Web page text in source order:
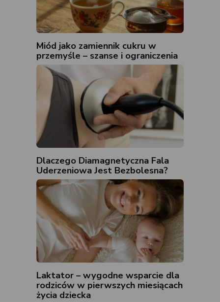
Miód jako zamiennik cukru w
przemyśle – szanse i ograniczenia
Dlaczego Diamagnetyczna Fala
Uderzeniowa Jest Bezbolesna?
Laktator – wygodne wsparcie dla
rodziców w pierwszych miesiącach
życia dziecka